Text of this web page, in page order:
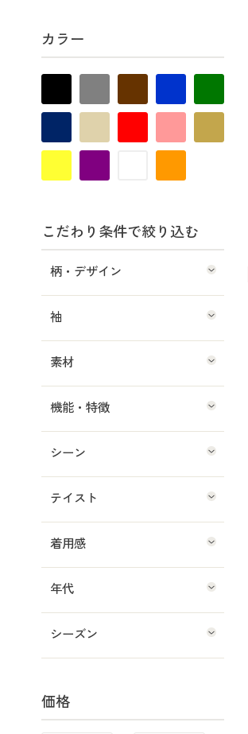
カラー
こだわり条件で絞り込む
柄・デザイン
袖
素材
機能・特徴
シーン
テイスト
着用感
年代
シーズン
価格